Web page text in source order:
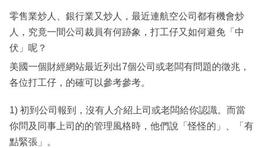
閱
專
零售業炒人、銀行業又炒人，最近連航空公司都有機會炒
人，究竟一間公司裁員有何跡象，打工仔又如何避免「中
伏」呢？
美國一個財經網站最近列出7個公司或老闆有問題的徵兆，
各位打工仔，的確可以參考參考。
1) 初到公司報到，沒有人介紹上司或老闆給你認識。而當
你問及同事上司的的管理風格時，他們說「怪怪的」、「有
點緊張」。